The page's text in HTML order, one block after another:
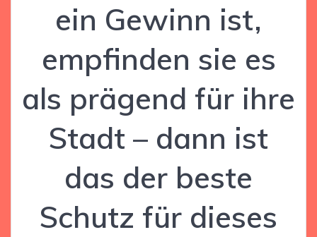
ein Gewinn ist,
empfinden sie es
als prägend für ihre
Stadt – dann ist
das der beste
Schutz für dieses